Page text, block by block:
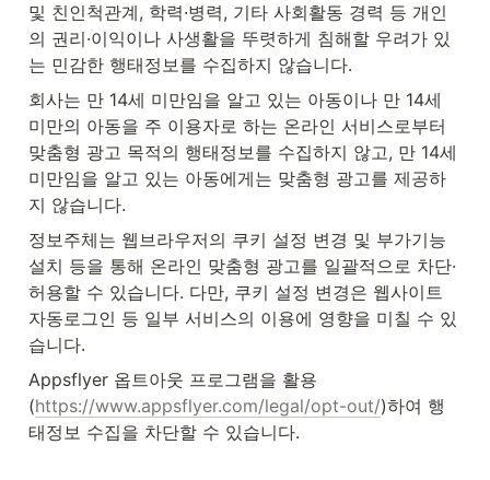
및 친인척관계, 학력·병력, 기타 사회활동 경력 등 개인
의 권리·이익이나 사생활을 뚜렷하게 침해할 우려가 있
는 민감한 행태정보를 수집하지 않습니다.
회사는 만 14세 미만임을 알고 있는 아동이나 만 14세
미만의 아동을 주 이용자로 하는 온라인 서비스로부터
맞춤형 광고 목적의 행태정보를 수집하지 않고, 만 14세
미만임을 알고 있는 아동에게는 맞춤형 광고를 제공하
지 않습니다.
정보주체는 웹브라우저의 쿠키 설정 변경 및 부가기능
설치 등을 통해 온라인 맞춤형 광고를 일괄적으로 차단·
허용할 수 있습니다. 다만, 쿠키 설정 변경은 웹사이트
자동로그인 등 일부 서비스의 이용에 영향을 미칠 수 있
습니다.
Appsflyer 옵트아웃 프로그램을 활용
(https://www.appsflyer.com/legal/opt-out/)하여 행
태정보 수집을 차단할 수 있습니다.